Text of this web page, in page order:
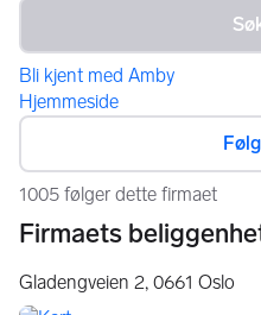
Bli kjent med Amby
Hjemmeside
1005 følger dette firmaet
Firmaets
Gladengveien 2, 0661 Oslo